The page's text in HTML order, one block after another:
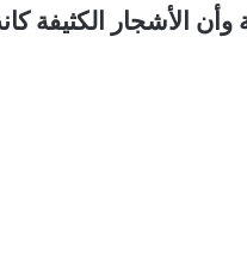
وأن الأشجار الكثيفة